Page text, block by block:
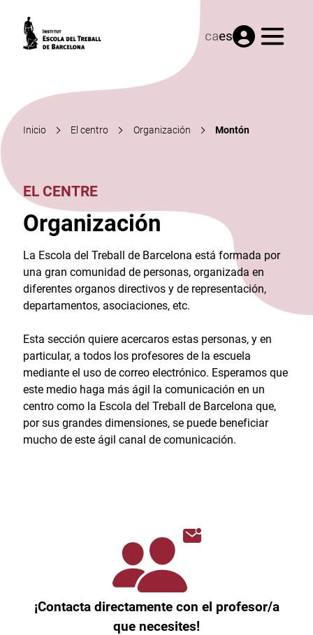
caes Menú
Inicio El centro Organización Montón
EL CENTRE
Organización
La Escola del Treball de Barcelona está formada por
una gran comunidad de personas, organizada en
diferentes organos directivos y de representación,
departamentos, asociaciones, etc.
Esta sección quiere acercaros estas personas, y en
particular, a todos los profesores de la escuela
mediante el uso de correo electrónico. Esperamos que
este medio haga más ágil la comunicación en un
centro como la Escola del Treball de Barcelona que,
por sus grandes dimensiones, se puede beneficiar
mucho de este ágil canal de comunicación.
¡Contacta directamente con el profesor/a
que necesites!